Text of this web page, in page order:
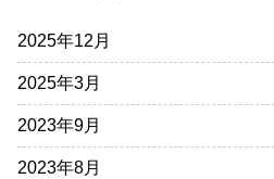
2025年12月
2025年3月
2023年9月
2023年8月